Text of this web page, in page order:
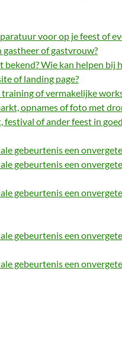
voor op je feest of
gastheer of gastvrouw?
bekend? Wie kan helpen bij
of landing page?
of vermakelijke
opnames of foto met
festival of ander feest in
gebeurtenis een
gebeurtenis een
gebeurtenis een
gebeurtenis een
gebeurtenis een